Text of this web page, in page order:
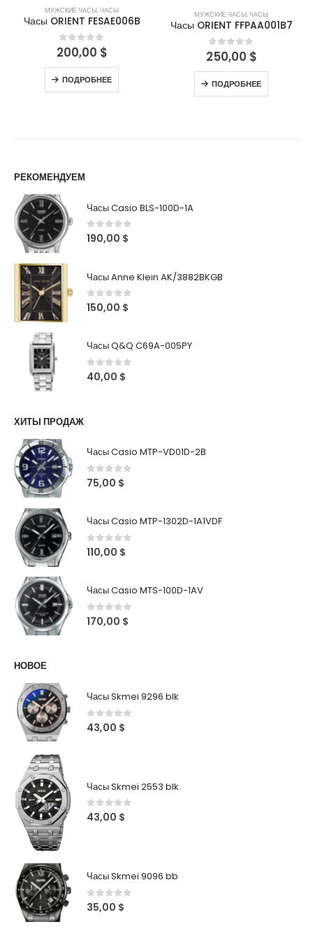
МУЖСКИЕ ЧАСЫ,ЧАСЫ
Часы ORIENT FESAE006B
0out of 5
200,00 $
ПОДРОБНЕЕ
МУЖСКИЕ ЧАСЫ,ЧАСЫ
Часы ORIENT FFPAA001B7
0out of 5
250,00 $
ПОДРОБНЕЕ
РЕКОМЕНДУЕМ
Часы Casio BLS-100D-1A
0out of 5
190,00 $
Часы Anne Klein AK/3882BKGB
0out of 5
150,00 $
Часы Q&Q C69A-005PY
0 out of 5
40,00 $
ХИТЫ ПРОДАЖ
Часы Casio MTP-VD01D-2B
0out of 5
75,00 $
Часы Casio MTP-1302D-1A1VDF
0out of 5
110,00 $
Часы Casio MTS-100D-1AV
0out of 5
170,00 $
НОВОЕ
Часы Skmei 9296 blk
0 out of 5
43,00 $
Часы Skmei 2553 blk
0 out of 5
43,00 $
Часы Skmei 9096 bb
0out of 5
35,00 $